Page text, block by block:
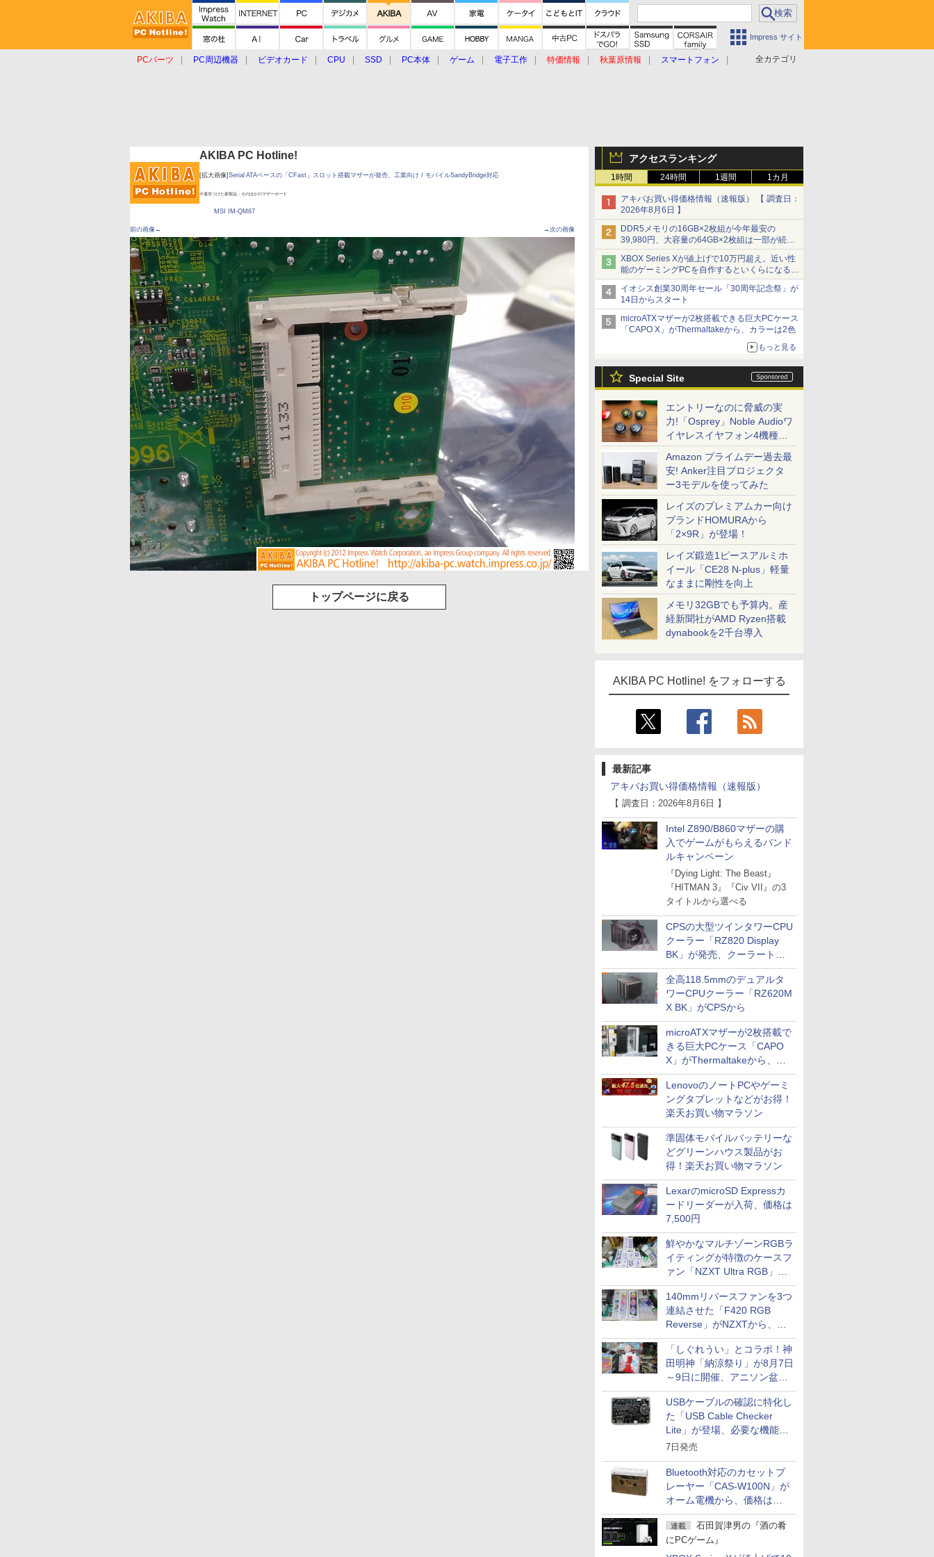
Impress サイト
全カテゴリ
PCパーツ PC周辺機器 ビデオカード CPU SSD PC本体 ゲーム 電子工作 特価情報 秋葉原情報
スマートフォン
アクセスランキング
1時間 24時間 1週間 1カ月
アキバお買い得価格情報（速報版） 【 調査日：
2026年8月6日 】
DDR5メモリの16GB×2枚組が今年最安の
39,980円、大容量の64GB×2枚組は一部が続騰
[8月前半のメモリ価格]
XBOX Series Xが値上げで10万円超え。近い性
能のゲーミングPCを自作するといくらになる？
【石田賀津男の『酒の肴にPCゲーム』】
イオシス創業30周年セール「30周年記念祭」が
14日からスタート
microATXマザーが2枚搭載できる巨大PCケース
「CAPO X」がThermaltakeから、カラーは2色
もっと見る
Special Site
エントリーなのに脅威の実
力!「Osprey」Noble Audioワ
イヤレスイヤフォン4機種を
一気に聴く
Amazon プライムデー過去最
安! Anker注目プロジェクタ
ー3モデルを使ってみた
レイズのプレミアムカー向け
ブランドHOMURAから
「2×9R」が登場！
レイズ鍛造1ピースアルミホ
イール「CE28 N-plus」軽量
なままに剛性を向上
メモリ32GBでも予算内。産
経新聞社がAMD Ryzen搭載
dynabookを2千台導入
AKIBA PC Hotline! をフォローする
最新記事
アキバお買い得価格情報（速報版）
【 調査日：2026年8月6日 】
Intel Z890/B860マザーの購
入でゲームがもらえるバンド
ルキャンペーン
『Dying Light: The Beast』
『HITMAN 3』『Civ VII』の3
タイトルから選べる
CPSの大型ツインタワーCPU
クーラー「RZ820 Display
BK」が発売、クーラートッ
プに5インチ液晶搭載
全高118.5mmのデュアルタ
ワーCPUクーラー「RZ620M
X BK」がCPSから
microATXマザーが2枚搭載で
きる巨大PCケース「CAPO
X」がThermaltakeから、カ
ラーは2色
LenovoのノートPCやゲーミ
ングタブレットなどがお得！
楽天お買い物マラソン
準固体モバイルバッテリーな
どグリーンハウス製品がお
得！楽天お買い物マラソン
LexarのmicroSD Expressカ
ードリーダーが入荷、価格は
7,500円
鮮やかなマルチゾーンRGBラ
イティングが特徴のケースフ
ァン「NZXT Ultra RGB」が
発売、計8製品
140mmリバースファンを3つ
連結させた「F420 RGB
Reverse」がNZXTから、単
一フレーム採用
「しぐれうい」とコラボ！神
田明神「納涼祭り」が8月7日
～9日に開催、アニソン盆踊
りや屋台グルメなどもあり
USBケーブルの確認に特化し
た「USB Cable Checker
Lite」が登場、必要な機能を
凝縮しコンパクトに
7日発売
Bluetooth対応のカセットプ
レーヤー「CAS-W100N」が
オーム電機から、価格は
5,940円
連載
石田賀津男の『酒の肴
にPCゲーム』
AKIBA PC Hotline!
[拡大画像] Serial ATAベースの「CFast」スロット搭載マザーが発売、工業向け / モバイルSandyBridge対応
今週見つけた新製品：そのほかのマザーボード
MSI IM-QM67
前の画像← →次の画像
トップページに戻る